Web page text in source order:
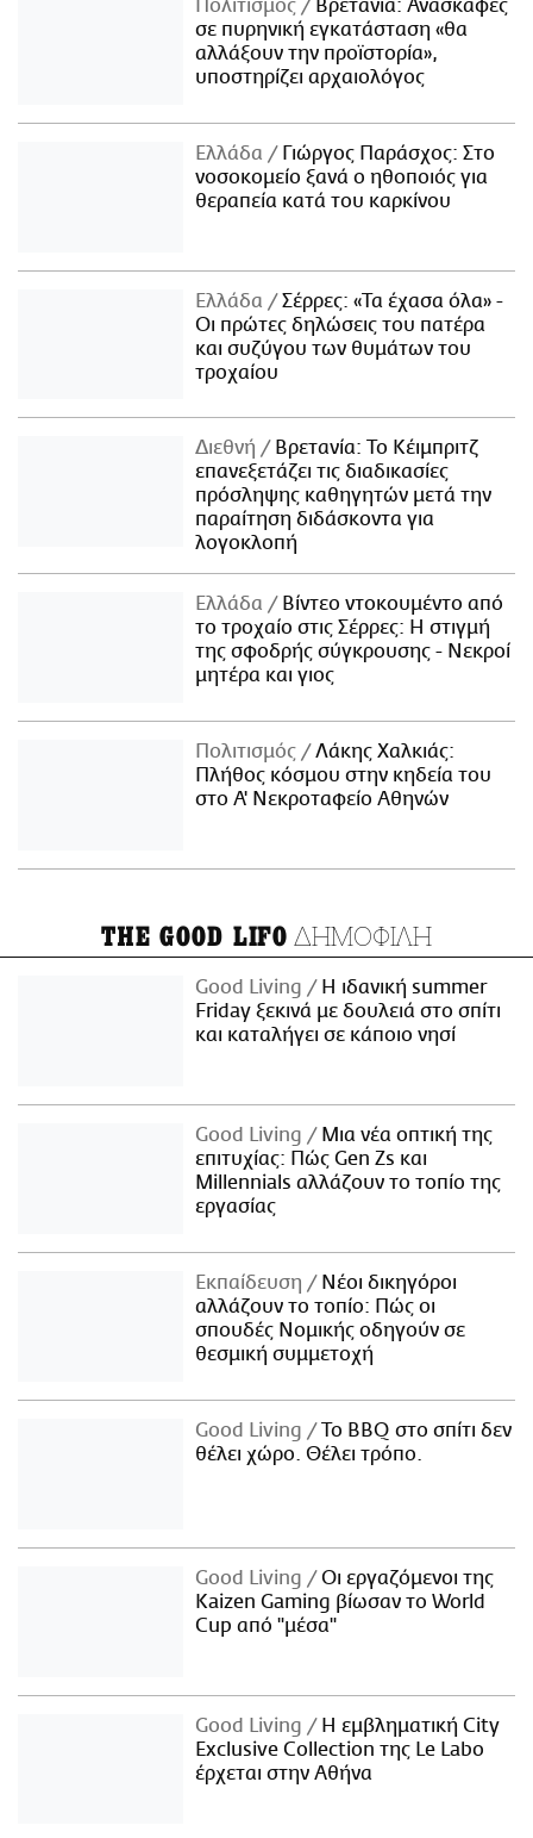
Πολιτισμός
Βρετανία: Ανασκαφές
σε πυρηνική εγκατάσταση «θα
αλλάξουν την προϊστορία»,
υποστηρίζει αρχαιολόγος
Ελλάδα
Γιώργος Παράσχος: Στο
νοσοκομείο ξανά ο ηθοποιός για
θεραπεία κατά του καρκίνου
Ελλάδα
Σέρρες: «Τα έχασα όλα» -
Οι πρώτες δηλώσεις του πατέρα
και συζύγου των θυμάτων του
τροχαίου
Διεθνή
Βρετανία: Το Κέιμπριτζ
επανεξετάζει τις διαδικασίες
πρόσληψης καθηγητών μετά την
παραίτηση διδάσκοντα για
λογοκλοπή
Ελλάδα
Βίντεο ντοκουμέντο από
το τροχαίο στις Σέρρες: Η στιγμή
της σφοδρής σύγκρουσης - Νεκροί
μητέρα και γιος
Πολιτισμός
Λάκης Χαλκιάς:
Πλήθος κόσμου στην κηδεία του
στο Α' Νεκροταφείο Αθηνών
THE GOOD LIFO ΔΗΜΟΦΙΛΗ
Good Living
Η ιδανική summer
Friday ξεκινά με δουλειά στο σπίτι
και καταλήγει σε κάποιο νησί
Good Living
Μια νέα οπτική της
επιτυχίας: Πώς Gen Zs και
Millennials αλλάζουν το τοπίο της
εργασίας
Εκπαίδευση
Νέοι δικηγόροι
αλλάζουν το τοπίο: Πώς οι
σπουδές Νομικής οδηγούν σε
θεσμική συμμετοχή
Good Living
Το BBQ στο σπίτι δεν
θέλει χώρο. Θέλει τρόπο.
Good Living
Οι εργαζόμενοι της
Kaizen Gaming βίωσαν το World
Cup από "μέσα"
Good Living
Η εμβληματική City
Exclusive Collection της Le Labo
έρχεται στην Αθήνα